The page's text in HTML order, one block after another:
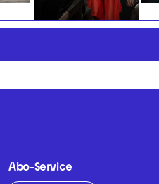
Abo-Service